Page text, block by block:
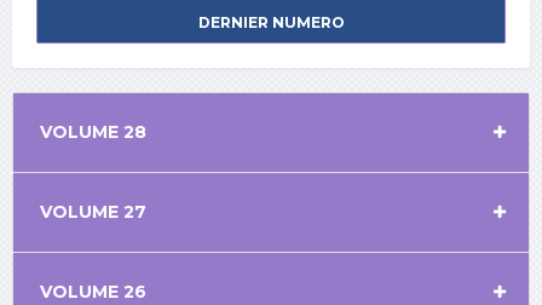
DERNIER NUMERO
VOLUME 28
VOLUME 27
VOLUME 26